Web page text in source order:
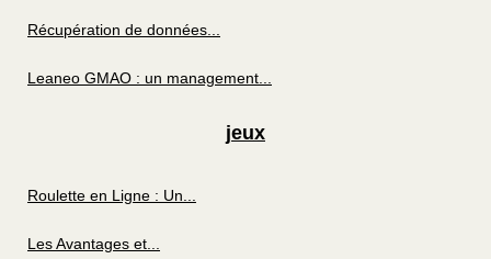
Récupération de données...
Leaneo GMAO : un management...
jeux
Roulette en Ligne : Un...
Les Avantages et...